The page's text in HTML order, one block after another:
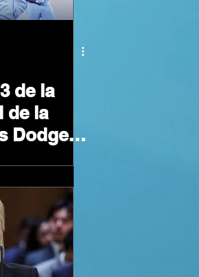
de la
de la
Dodgers